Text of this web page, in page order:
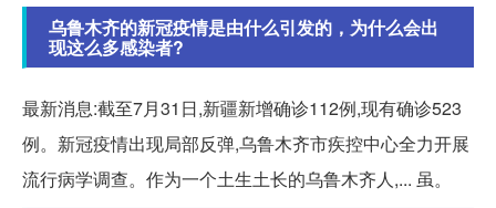
乌鲁木齐的新冠疫情是由什么引发的，为什么会出
现这么多感染者?
最新消息:截至7月31日,新疆新增确诊112例,现有确诊523
例。新冠疫情出现局部反弹,乌鲁木齐市疾控中心全力开展
流行病学调查。作为一个土生土长的乌鲁木齐人,... 虽。